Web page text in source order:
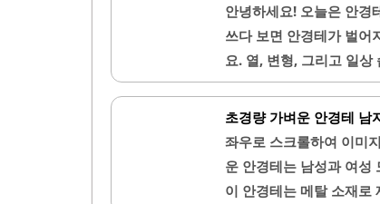
안녕하세요! 오늘은 안경
쓰다 보면 안경테가 벌어
요. 열, 변형, 그리고 일
잘 이해하면 예방과 관리
도 있는데, 시도할 때 주
벌어지는 주요 원인안경
한 원인 중 하나는 열에
쉽게 변형될 수 있어요.
초경량 가벼운 안경테 남
좌우로 스크롤하여 이미
운 안경테는 남성과 여성
이 안경테는 메탈 소재로